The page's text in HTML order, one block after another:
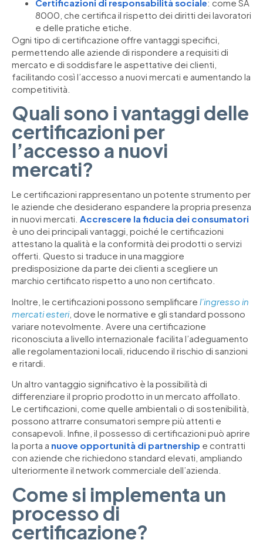
Certificazioni di responsabilità sociale: come SA
8000, che certifica il rispetto dei diritti dei lavoratori
e delle pratiche etiche.
Ogni tipo di certificazione offre vantaggi specifici,
permettendo alle aziende di rispondere a requisiti di
mercato e di soddisfare le aspettative dei clienti,
facilitando così l’accesso a nuovi mercati e aumentando la
competitività.
Quali sono i vantaggi delle
certificazioni per
l’accesso a nuovi
mercati?
Le certificazioni rappresentano un potente strumento per
le aziende che desiderano espandere la propria presenza
in nuovi mercati. Accrescere la fiducia dei consumatori
è uno dei principali vantaggi, poiché le certificazioni
attestano la qualità e la conformità dei prodotti o servizi
offerti. Questo si traduce in una maggiore
predisposizione da parte dei clienti a scegliere un
marchio certificato rispetto a uno non certificato.
Inoltre, le certificazioni possono semplificare l’ingresso in
mercati esteri, dove le normative e gli standard possono
variare notevolmente. Avere una certificazione
riconosciuta a livello internazionale facilita l’adeguamento
alle regolamentazioni locali, riducendo il rischio di sanzioni
e ritardi.
Un altro vantaggio significativo è la possibilità di
differenziare il proprio prodotto in un mercato affollato.
Le certificazioni, come quelle ambientali o di sostenibilità,
possono attrarre consumatori sempre più attenti e
consapevoli. Infine, il possesso di certificazioni può aprire
la porta a nuove opportunità di partnership e contratti
con aziende che richiedono standard elevati, ampliando
ulteriormente il network commerciale dell’azienda.
Come si implementa un
processo di
certificazione?